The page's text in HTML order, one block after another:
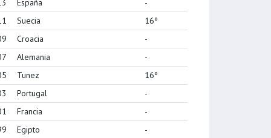
España
-
Suecia
16º
Croacia
-
Alemania
-
Tunez
16º
Portugal
-
Francia
-
Egipto
-